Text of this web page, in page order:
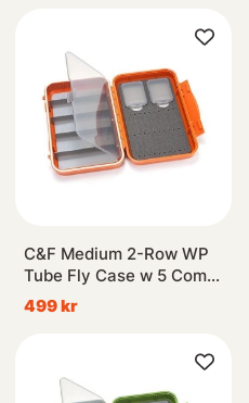
C&F Medium 2-Row WP
Tube Fly Case w 5 Comp
(CF-2405H) Burnt
Orange
499 kr